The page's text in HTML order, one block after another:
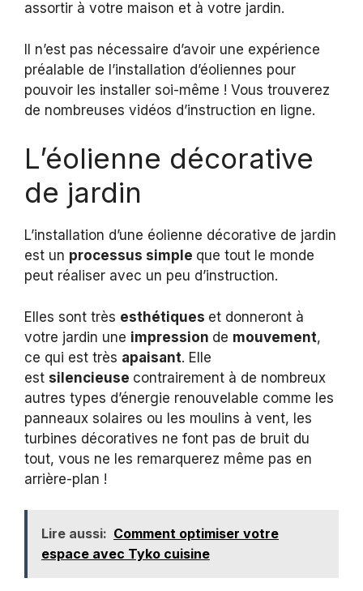
assortir à votre maison et à votre jardin.
Il n’est pas nécessaire d’avoir une expérience
préalable de l’installation d’éoliennes pour
pouvoir les installer soi-même ! Vous trouverez
de nombreuses vidéos d’instruction en ligne.
L’éolienne décorative
de jardin
L’installation d’une éolienne décorative de jardin
est un processus simple que tout le monde
peut réaliser avec un peu d’instruction.
Elles sont très esthétiques et donneront à
votre jardin une impression de mouvement,
ce qui est très apaisant. Elle
est silencieuse contrairement à de nombreux
autres types d’énergie renouvelable comme les
panneaux solaires ou les moulins à vent, les
turbines décoratives ne font pas de bruit du
tout, vous ne les remarquerez même pas en
arrière-plan !
Lire aussi: Comment optimiser votre
espace avec Tyko cuisine